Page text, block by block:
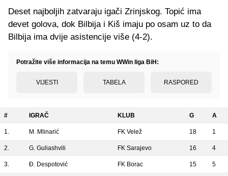
Deset najboljih zatvaraju igači Zrinjskog. Topić ima
devet golova, dok Bilbija i Kiš imaju po osam uz to da
Bilbija ima dvije asistencije više (4-2).
Potražite više informacija na temu WWin liga BiH:
VIJESTI TABELA RASPORED
# IGRAČ KLUB G A
1. M. Mlinarić FK Velež 18 1
2. G. Guliashvili FK Sarajevo 16 4
3. Đ. Despotović FK Borac 15 5